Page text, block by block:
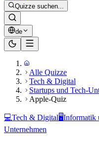
Quizze suchen...
de
Alle Quizze
Tech & Digital
Startups und Tech-
Apple-Quiz
💻Tech & Digital🖥️Informatik
Unternehmen